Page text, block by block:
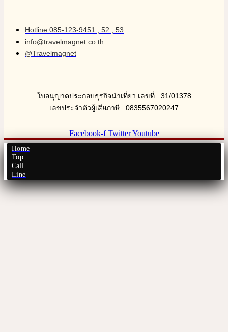
Hotline 085-123-9451 , 52 , 53
info@travelmagnet.co.th
@Travelmagnet
ใบอนุญาตประกอบธุรกิจนำเที่ยว เลขที่ : 31/01378
เลขประจำตัวผู้เสียภาษี : 0835567020247
Facebook-f Twitter Youtube
Home
Top
Call
Line